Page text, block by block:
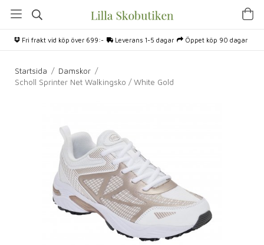
Fri frakt vid köp över 699:- Leverans 1-5 dagar Öppet köp 90 dagar
Startsida / Damskor /
Scholl Sprinter Net Walkingsko / White Gold